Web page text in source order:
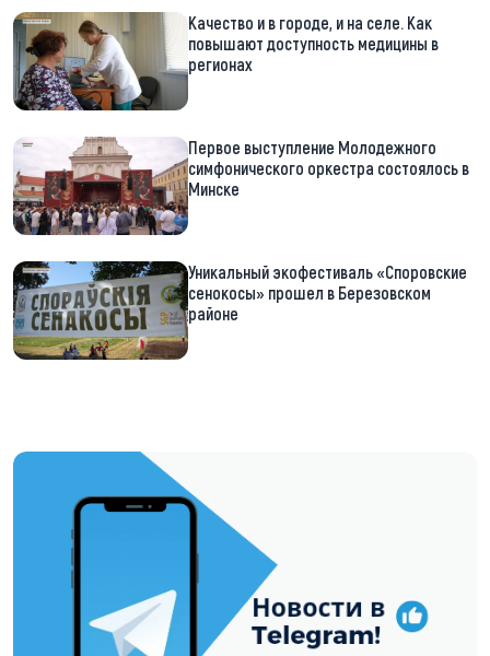
Качество и в городе, и на селе. Как
повышают доступность медицины в
регионах
Первое выступление Молодежного
симфонического оркестра состоялось в
Минске
Уникальный экофестиваль «Споровские
сенокосы» прошел в Березовском
районе
https://t.me/minskctvby